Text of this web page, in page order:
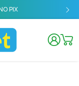
Agrovet